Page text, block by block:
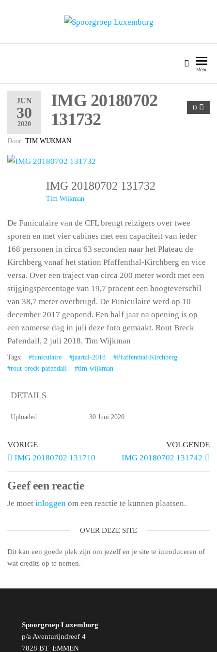
Menu
JUN
30
2020
0
IMG 20180702
131732
Door TIM WIJKMAN
IMG 20180702 131732
Tim Wijkman
De Funiculaire van de CFL brengt reizigers over twee
sporen en met vier cabines met een capaciteit van ieder
168 personen in circa 63 seconden naar het Plateau de
Kirchberg vanaf het station Pfaffenthal-Kirchberg en vice
versa. Over een traject van circa 200 meter wordt met een
stijgingspercentage van 19,7 procent een hoogteverschil
van 38,7 meter overbrugd. De Funiculaire werd op 10
december 2017 geopend. Een half jaar na opening is op
een zomerse dag in juli deze foto gemaakt. Rout Breck
Pafendall, 2 juli 2018, Tim Wijkman
Tags: #funiculaire #jaartal-2018
#Pfaffenthal-Kirchberg
#rout-breck-pafendall
#tim-wijkman
DETAILS
Uploaded 30 Juni 2020
VORIGE
IMG 20180702 131710
VOLGENDE
IMG 20180702 131742
Geef een reactie
Je moet inloggen om een reactie te kunnen plaatsen.
OVER DEZE SITE
Dit kan een goede plek zijn om jezelf en je site te introduceren of
wat credits op te nemen.
Spoorgroep Luxemburg
p/a Aventurijndreef 4
7828 BT EMMEN